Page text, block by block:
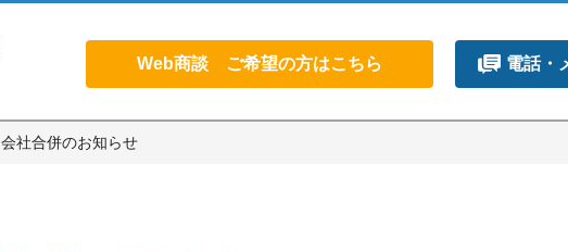
Web商談 ご希望の方はこちら 電話・
会社合併のお知らせ